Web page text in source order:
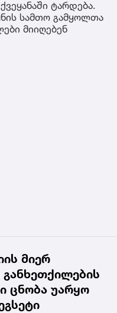
ტარდება.
სამთო გამყოლთა
მიიღებენ
მიერ
ცნობა უარყო